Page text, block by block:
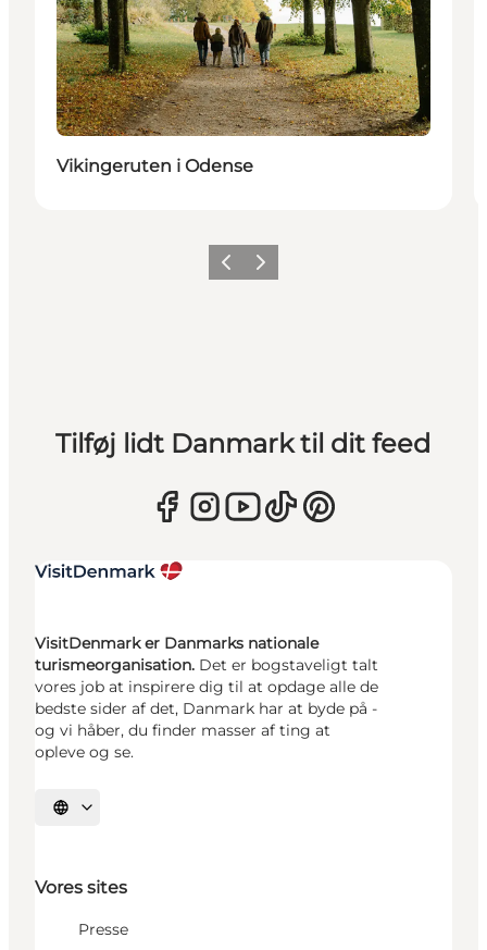
Vikingeruten i Odense
ForrigeNæste
Tilføj lidt Danmark til dit feed
VisitDenmark er Danmarks nationale
turismeorganisation. Det er bogstaveligt talt
vores job at inspirere dig til at opdage alle de
bedste sider af det, Danmark har at byde på -
og vi håber, du finder masser af ting at
opleve og se.
Vælg sprog
Vores sites
Presse